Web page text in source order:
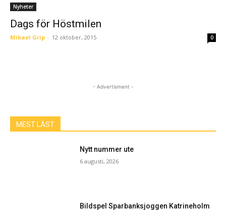
Nyheter
Dags för Höstmilen
Mikael Grip - 12 oktober, 2015 0
- Advertisment -
MEST LÄST
Nytt nummer ute
6 augusti, 2026
Bildspel Sparbanksjoggen Katrineholm